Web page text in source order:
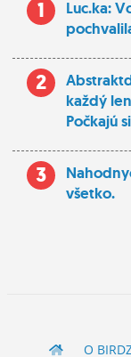
1
Luc.ka:
2
každý
Počkajú
3
všetko.
O